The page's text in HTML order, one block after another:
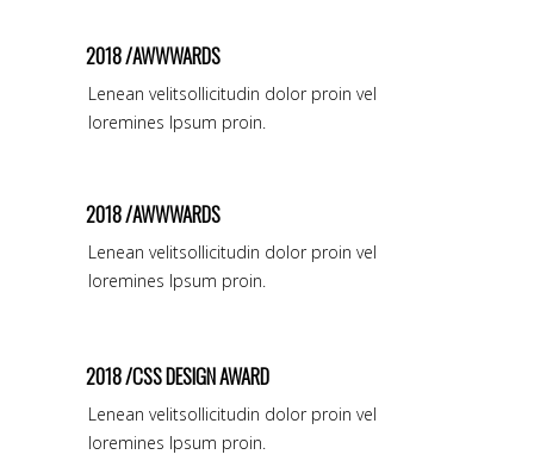
2018 /AWWWARDS
Lenean velitsollicitudin dolor proin vel
loremines Ipsum proin.
2018 /AWWWARDS
Lenean velitsollicitudin dolor proin vel
loremines Ipsum proin.
2018 /CSS DESIGN AWARD
Lenean velitsollicitudin dolor proin vel
loremines Ipsum proin.